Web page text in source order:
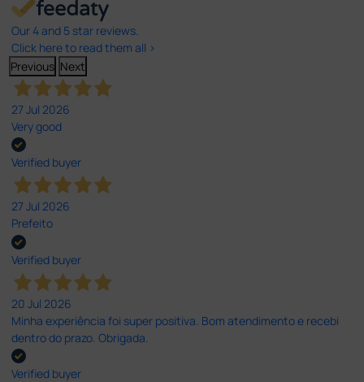
Our 4 and 5 star reviews.
Click here to read them all >
Previous Next
27 Jul 2026
Very good
Verified buyer
27 Jul 2026
Prefeito
Verified buyer
20 Jul 2026
Minha experiência foi super positiva. Bom atendimento e recebi
dentro do prazo. Obrigada.
Verified buyer